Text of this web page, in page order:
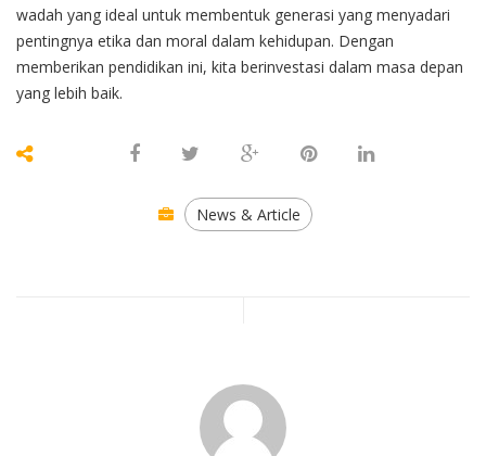
wadah yang ideal untuk membentuk generasi yang menyadari
pentingnya etika dan moral dalam kehidupan. Dengan
memberikan pendidikan ini, kita berinvestasi dalam masa depan
yang lebih baik.
News & Article